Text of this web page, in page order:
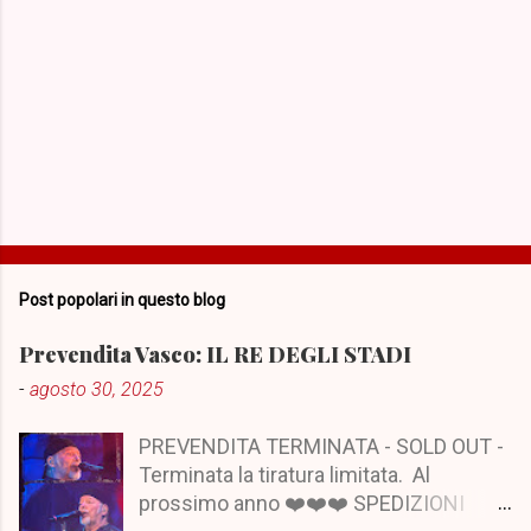
Post popolari in questo blog
Prevendita Vasco: IL RE DEGLI STADI
- agosto 30, 2025
PREVENDITA TERMINATA - SOLD OUT -
Terminata la tiratura limitata. Al
prossimo anno ❤️❤️❤️ SPEDIZIONI